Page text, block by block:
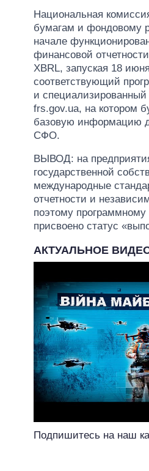
Национальная
бумагам и фондовому
начале
финансовой
XBRL, запуская 18
соответствующий
и специализированный
frs.gov.ua, на котором
базовую информацию
СФО.
ВЫВОД: на
государственной
международные
отчетности и
поэтому программному
присвоено статус
АКТУАЛЬНОЕ
Подпишитесь на наш